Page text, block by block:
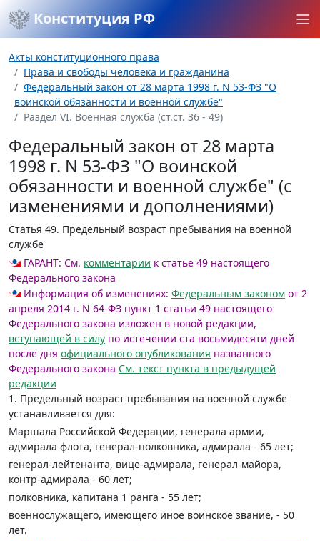
Конституция РФ
Акты конституционного права
Права и свободы человека и гражданина
Федеральный закон от 28 марта 1998 г. N 53-ФЗ "О
воинской обязанности и военной службе"
Раздел VI. Военная служба (ст.ст. 36 - 49)
Федеральный закон от 28 марта
1998 г. N 53-ФЗ "О воинской
обязанности и военной службе" (с
изменениями и дополнениями)
Статья 49. Предельный возраст пребывания на военной
службе
ГАРАНТ: См. комментарии к статье 49 настоящего
Федерального закона
Информация об изменениях: Федеральным законом от 2
апреля 2014 г. N 64-ФЗ пункт 1 статьи 49 настоящего
Федерального закона изложен в новой редакции,
вступающей в силу по истечении ста восьмидесяти дней
после дня официального опубликования названного
Федерального закона См. текст пункта в предыдущей
редакции
1. Предельный возраст пребывания на военной службе
устанавливается для:
Маршала Российской Федерации, генерала армии,
адмирала флота, генерал-полковника, адмирала - 65 лет;
генерал-лейтенанта, вице-адмирала, генерал-майора,
контр-адмирала - 60 лет;
полковника, капитана 1 ранга - 55 лет;
военнослужащего, имеющего иное воинское звание, - 50
лет.